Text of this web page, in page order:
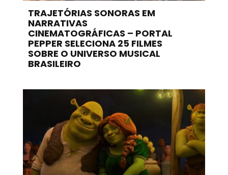
TRAJETÓRIAS SONORAS EM
NARRATIVAS
CINEMATOGRÁFICAS – PORTAL
PEPPER SELECIONA 25 FILMES
SOBRE O UNIVERSO MUSICAL
BRASILEIRO